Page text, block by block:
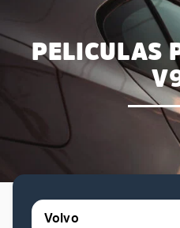
PELICULAS
Volvo